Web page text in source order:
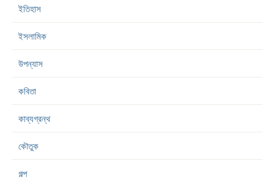
ইতিহাস
ইসলামিক
উপন্যাস
কবিতা
কাব্যগ্রন্থ
কৌতুক
গল্প